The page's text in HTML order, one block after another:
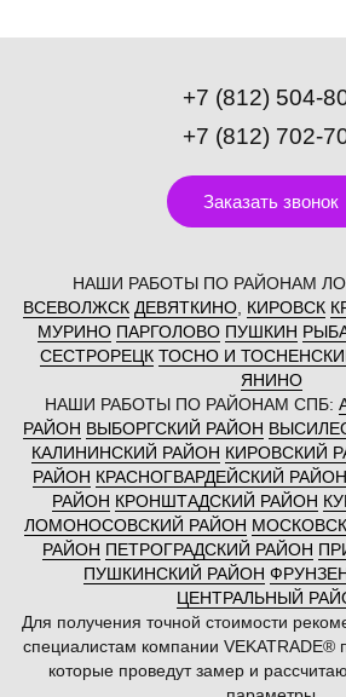
+7 (812) 504-
+7 (812) 702-
Заказать звонок
НАШИ РАБОТЫ ПО РАЙОНАМ
ВСЕВОЛЖСК ДЕВЯТКИНО КИРОВСК
МУРИНО ПАРГОЛОВО ПУШКИН
СЕСТРОРЕЦК ТОСНО И
ЯНИНО
НАШИ РАБОТЫ ПО РАЙОНАМ СПБ:
РАЙОН ВЫБОРГСКИЙ РАЙОН
КАЛИНИНСКИЙ РАЙОН КИРОВСКИЙ
РАЙОН КРАСНОГВАРДЕЙСКИЙ РАЙОН
РАЙОН КРОНШТАДСКИЙ РАЙОН
ЛОМОНОСОВСКИЙ РАЙОН
РАЙОН ПЕТРОГРАДСКИЙ РАЙОН
ПУШКИНСКИЙ РАЙОН
ЦЕНТРАЛЬНЫЙ
Для получения точной стоимости
специалистам компании VEKATRADE®
которые проведут замер и